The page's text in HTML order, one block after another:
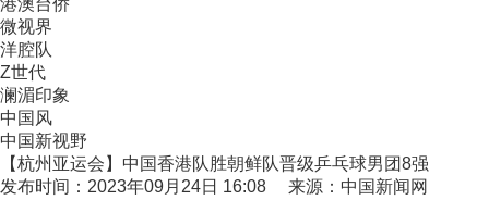
港澳台侨
微视界
洋腔队
Z世代
澜湄印象
中国风
中国新视野
【杭州亚运会】中国香港队胜朝鲜队晋级乒乓球男团8强
发布时间：2023年09月24日 16:08 来源：中国新闻网